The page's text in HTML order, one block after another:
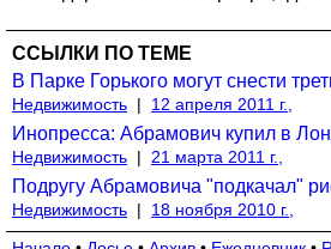
ССЫЛКИ ПО ТЕМЕ
В Парке Горького могут снести
Недвижимость | 12 апреля 2011 г.,
Инопресса: Абрамович купил в
Недвижимость | 21 марта 2011 г.,
Подругу Абрамовича "подкачал"
Недвижимость |
18 ноября 2010 г.,